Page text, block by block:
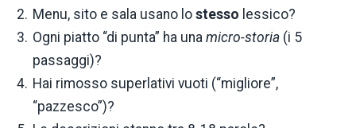
Menu, sito e sala usano lostesso lessico?
Ogni piatto “di punta” ha unamicro-storia (i 5
passaggi)?
Hai rimosso superlativi vuoti (“migliore”,
“pazzesco”)?